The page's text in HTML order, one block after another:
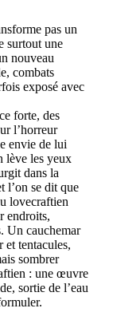
pas un
surtout une
nouveau
combats
exposé avec
forte, des
l’horreur
envie de lui
lève les yeux
dans la
l’on se dit que
lovecraftien
endroits,
Un cauchemar
tentacules,
sombrer
: une œuvre
sortie de l’eau